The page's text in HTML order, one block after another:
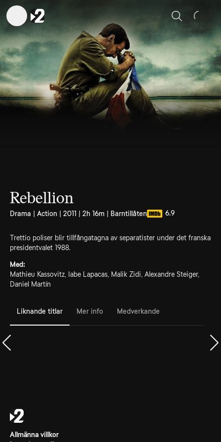
Sök
Rebellion
Drama | Action | 2011 | 2h 16m | Barntillåten 6.9
Trettio poliser blir tillfångatagna av separatister under det franska
presidentvalet 1988.
Med:
Mathieu Kassovitz, Iabe Lapacas, Malik Zidi, Alexandre Steiger,
Daniel Martín
Liknande titlar Mer info Medverkande
Allmänna villkor